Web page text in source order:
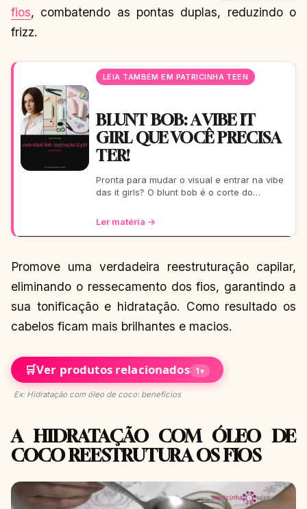
fios, combatendo as pontas duplas, reduzindo o
frizz.
LEIA TAMBÉM EM PATRICINHA TEEN
BLUNT BOB: A VIBE IT
GIRL QUE VOCÊ PRECISA
TER!
Pronta para mudar o visual e entrar na vibe
das it girls? O blunt bob é o corte do
Vem ver como ele
Ler matéria →
Promove uma verdadeira reestruturação capilar,
eliminando o ressecamento dos fios, garantindo a
sua tonificação e hidratação. Como resultado os
cabelos ficam mais brilhantes e macios.
🛒Ver produtos relacionados 1▾
Ex: Hidratação com óleo de coco: benefícios
A HIDRATAÇÃO COM ÓLEO DE
COCO REESTRUTURA OS FIOS